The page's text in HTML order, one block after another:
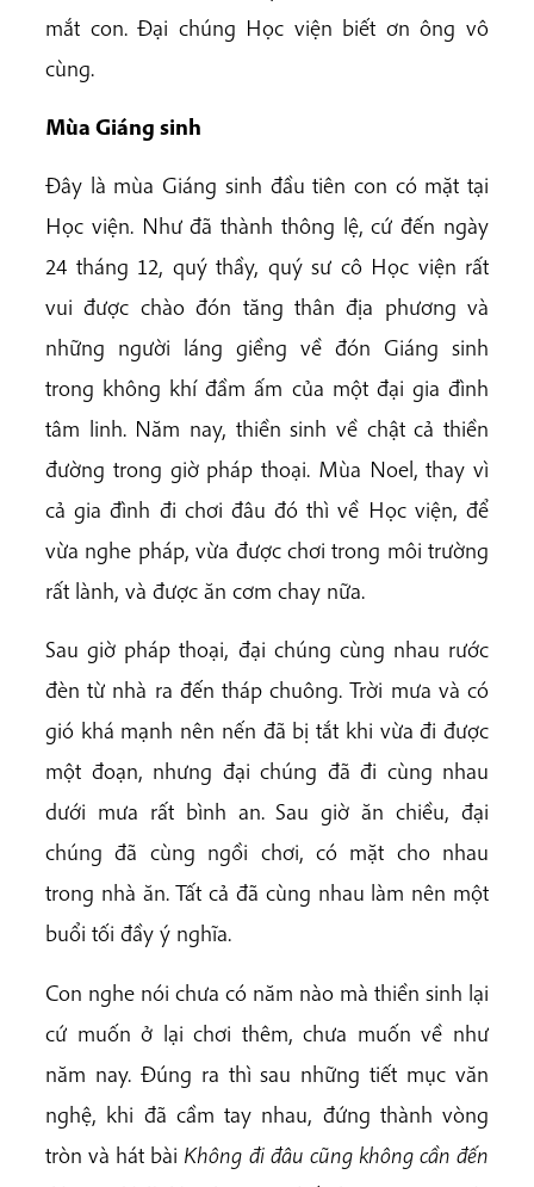
mắt con. Đại chúng Học viện biết ơn ông vô
cùng.
Mùa Giáng sinh
Đây là mùa Giáng sinh đầu tiên con có mặt tại
Học viện. Như đã thành thông lệ, cứ đến ngày
24 tháng 12, quý thầy, quý sư cô Học viện rất
vui được chào đón tăng thân địa phương và
những người láng giềng về đón Giáng sinh
trong không khí đầm ấm của một đại gia đình
tâm linh. Năm nay, thiền sinh về chật cả thiền
đường trong giờ pháp thoại. Mùa Noel, thay vì
cả gia đình đi chơi đâu đó thì về Học viện, để
vừa nghe pháp, vừa được chơi trong môi trường
rất lành, và được ăn cơm chay nữa.
Sau giờ pháp thoại, đại chúng cùng nhau rước
đèn từ nhà ra đến tháp chuông. Trời mưa và có
gió khá mạnh nên nến đã bị tắt khi vừa đi được
một đoạn, nhưng đại chúng đã đi cùng nhau
dưới mưa rất bình an. Sau giờ ăn chiều, đại
chúng đã cùng ngồi chơi, có mặt cho nhau
trong nhà ăn. Tất cả đã cùng nhau làm nên một
buổi tối đầy ý nghĩa.
Con nghe nói chưa có năm nào mà thiền sinh lại
cứ muốn ở lại chơi thêm, chưa muốn về như
năm nay. Đúng ra thì sau những tiết mục văn
nghệ, khi đã cầm tay nhau, đứng thành vòng
tròn và hát bài Không đi đâu cũng không cần đến